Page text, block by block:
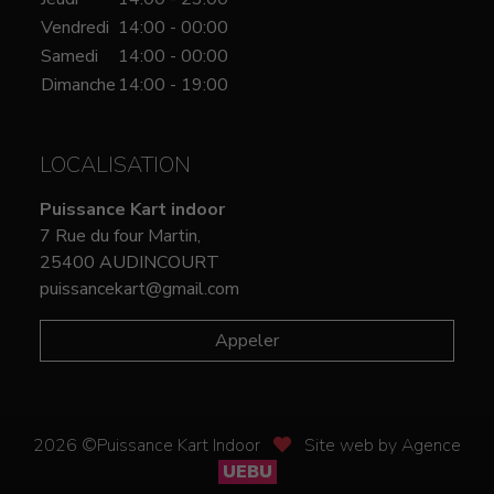
Vendredi 14:00 - 00:00
Samedi
14:00 - 00:00
Dimanche 14:00 - 19:00
LOCALISATION
Puissance Kart indoor
7 Rue du four Martin,
25400 AUDINCOURT
puissancekart@gmail.com
Appeler
2026 ©Puissance Kart Indoor
Site web by Agence
UEBU